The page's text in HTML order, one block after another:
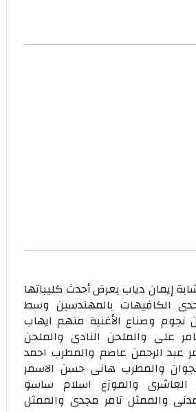
إيمان دياب بعرض أحدث كليباتها
الكافيهات بالمهندسين وسط
وصناع الأغنية منهم ايهاب
على والملحن النادى والملحن
عبد الرحمن عاصم والمطرب احمد
والمطرب هانى حسن الاسمر
العاشرى والموزع اسلام ساسو
والممثل تامر مجدى والممثل